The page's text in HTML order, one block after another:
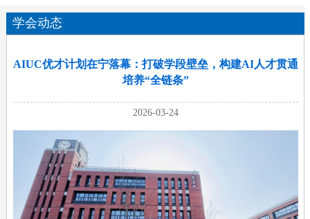
学会动态
AIUC优才计划在宁落幕：打破学段壁垒，构建AI人才贯通
培养“全链条”
2026-03-24